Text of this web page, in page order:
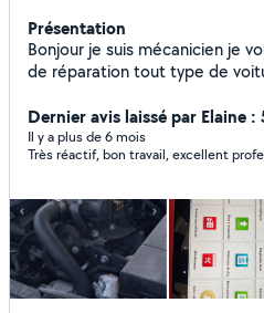
Présentation
Bonjour je suis mécanicien je
de réparation tout type de
ends vous pouvez me
31de préférence j'arrive pas à
sur l'application merci de me contacts par
Dernier avis laissé par Elaine :
Il y a plus de 6 mois
Très réactif, bon travail, excellent